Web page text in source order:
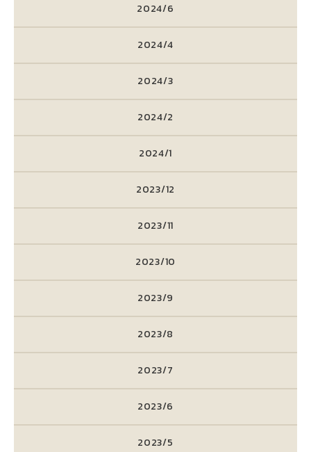
2024/6
2024/4
2024/3
2024/2
2024/1
2023/12
2023/11
2023/10
2023/9
2023/8
2023/7
2023/6
2023/5